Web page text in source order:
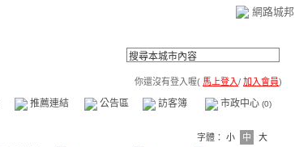
網路城邦
你還沒有登入喔( 馬上登入/ 加入會員)
推薦連結 公告區 訪客簿 市政中心 (0)
字體： 小 中
大